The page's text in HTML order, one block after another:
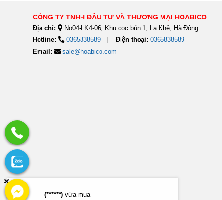
CÔNG TY TNHH ĐẦU TƯ VÀ THƯƠNG MẠI HOABICO
Địa chỉ:
No04-LK4-06, Khu dọc bún 1, La Khê, Hà Đông
Hotline:
0365838589 Điện thoại: 0365838589
Email:
sale@hoabico.com
(******) vừa mua